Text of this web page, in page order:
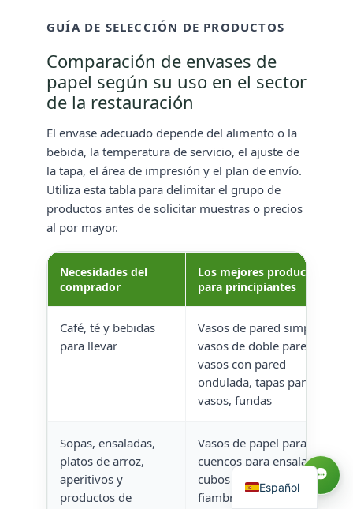
GUÍA DE SELECCIÓN DE PRODUCTOS
Comparación de envases de
papel según su uso en el sector
de la restauración
El envase adecuado depende del alimento o la
bebida, la temperatura de servicio, el ajuste de
la tapa, el área de impresión y el plan de envío.
Utiliza esta tabla para delimitar el grupo de
productos antes de solicitar muestras o precios
al por mayor.
Necesidades del
comprador
Los mejores productos
para principiantes
Café, té y bebidas
para llevar
Vasos de pared simple,
vasos de doble pared,
vasos con pared
ondulada, tapas para
vasos, fundas
Sopas, ensaladas,
platos de arroz,
aperitivos y
productos de
Vasos de papel para sopa,
cuencos para ensalada,
cubos para comida,
fiambreras, tapas para
Español
English
العربية
Русский